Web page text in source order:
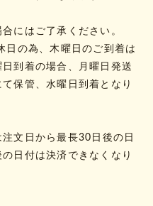
にはご了承ください。
日の為、木曜日のご到着は
到着の場合、月曜日発送
保管、水曜日到着となり
文日から最長30日後の日
日付は決済できなくなり